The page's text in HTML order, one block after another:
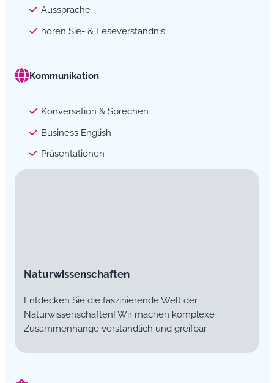
Aussprache
hören Sie- & Leseverständnis
Kommunikation
Konversation & Sprechen
Business English
Präsentationen
Naturwissenschaften
Entdecken Sie die faszinierende Welt der
Naturwissenschaften! Wir machen komplexe
Zusammenhänge verständlich und greifbar.